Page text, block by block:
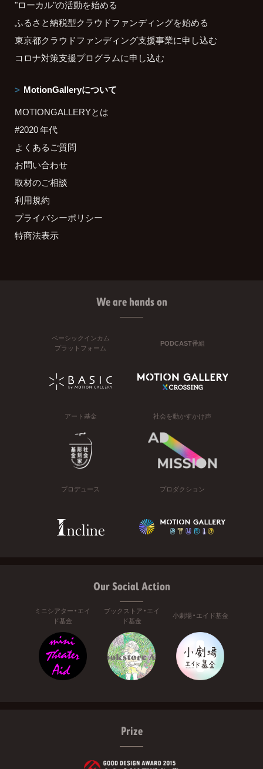
"ローカル"の活動を始める
ふるさと納税型クラウドファンディングを始める
東京都クラウドファンディング支援事業に申し込む
コロナ対策支援プログラムに申し込む
MotionGalleryについて
MOTIONGALLERYとは
#2020 年代
よくあるご質問
お問い合わせ
取材のご相談
利用規約
プライバシーポリシー
特商法表示
We are hands on
ベーシックインカム
プラットフォーム
PODCAST番組
アート基金 社会を動かすかけ声
プロデュース プロダクション
Our Social Action
ミニシアター・エイ
ド基金
ブックストア・エイ
ド基金
小劇場・エイド基金
Prize